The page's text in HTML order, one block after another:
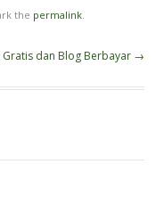
the permalink.
Gratis dan Blog Berbayar →